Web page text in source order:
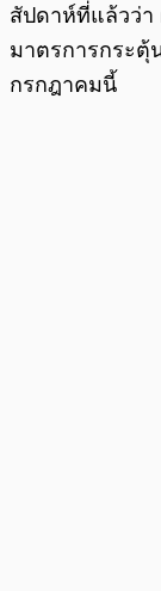
สัปดาห์ที่แล้วว่า
มาตรการกระตุ้
กรกฎาคมนี้